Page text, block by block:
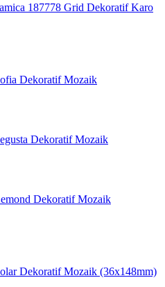
187778 Grid Dekoratif Karo
Dekoratif Mozaik
Dekoratif Mozaik
Dekoratif Mozaik
Dekoratif Mozaik (36x148mm)